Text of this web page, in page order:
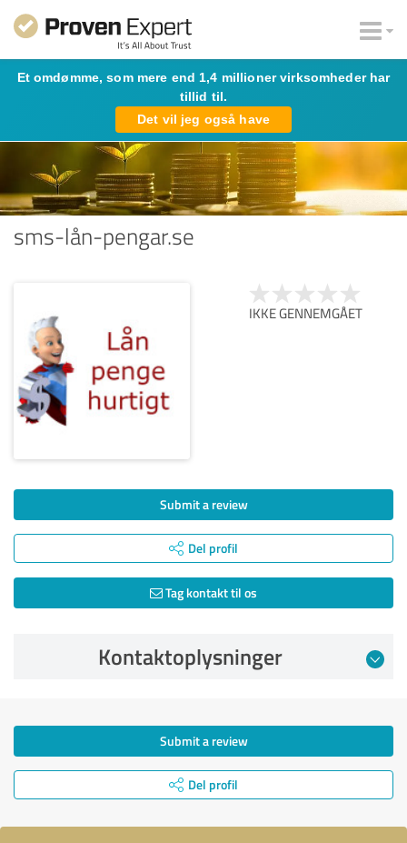
Et omdømme, som mere end 1,4 millioner virksomheder har
tillid til.
Det vil jeg også have
sms-lån-pengar.se
IKKE GENNEMGÅET
Submit a review
Del profil
Tag kontakt til os
Kontaktoplysninger
Submit a review
Del profil